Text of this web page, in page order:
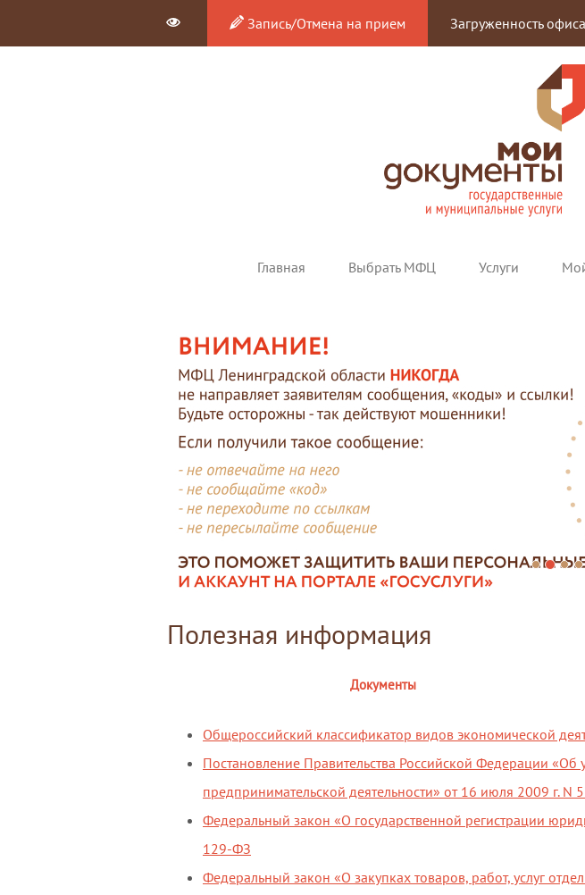
Запись/Отмена на прием Загруженность
Главная Выбрать МФЦ Услуги
Полезная информация
Документы
Общероссийский классификатор видов экономической
Постановление Правительства Российской Федерации
предпринимательской деятельности» от 16 июля 2009 г. N
Федеральный закон «О государственной регистрации
129-ФЗ
Федеральный закон «О закупках товаров, работ, услуг